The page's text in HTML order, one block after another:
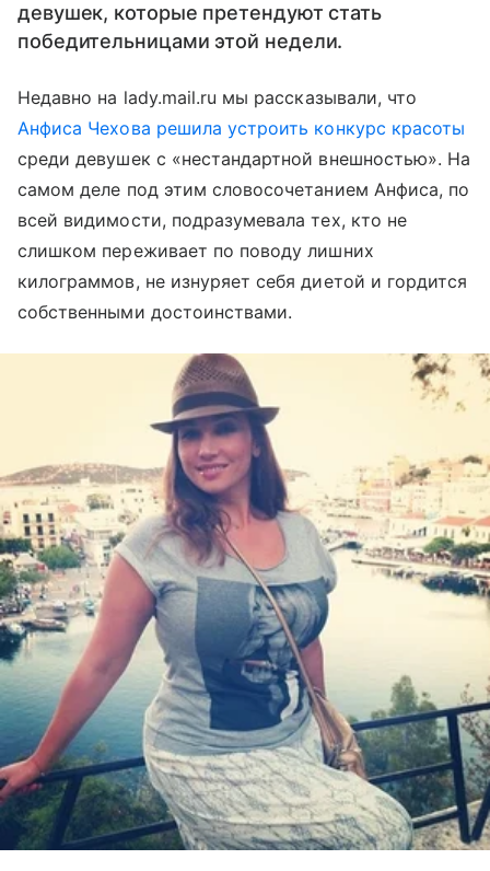
девушек, которые претендуют стать
победительницами этой недели.
Недавно на lady.mail.ru мы рассказывали, что
Анфиса Чехова решила устроить конкурс красоты
среди девушек с «нестандартной внешностью». На
самом деле под этим словосочетанием Анфиса, по
всей видимости, подразумевала тех, кто не
слишком переживает по поводу лишних
килограммов, не изнуряет себя диетой и гордится
собственными достоинствами.